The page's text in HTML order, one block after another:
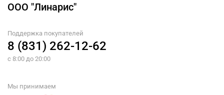
ООО "Линарис"
Поддержка покупателей
8 (831) 262-12-62
с 8:00 до 20:00
Мы принимаем